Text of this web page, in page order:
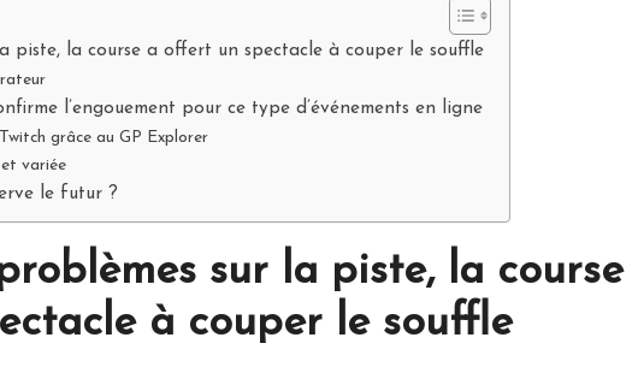
piste, la course a offert un spectacle à couper le souffle
l’engouement pour ce type d’événements en ligne
grâce au GP Explorer
variée
le futur ?
sur la piste, la course
à couper le souffle